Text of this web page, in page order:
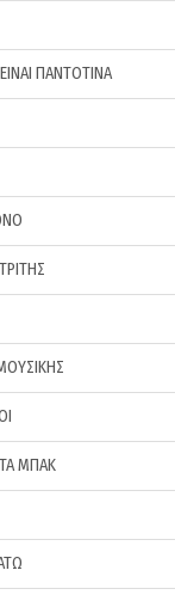
ΠΑΝΤΟΤΙΝΑ
ΜΠΑΚ